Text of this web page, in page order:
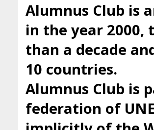
Alumnus Club is
in the year
than a decade
10 countries.
Alumnus Club is
federation of